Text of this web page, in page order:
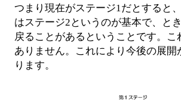
つまり現在がステージ1だとすると
はステージ2というのが基本で、と
戻ることがあるということです。こ
ありません。これにより今後の展開
ります。